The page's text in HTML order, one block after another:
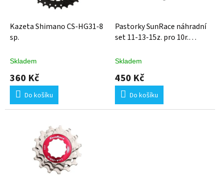
Kazeta Shimano CS-HG31-8
sp.
Skladem
360 Kč
Do košíku
Pastorky SunRace náhradní
set 11-13-15z. pro 10r.
Skladem
450 Kč
Do košíku